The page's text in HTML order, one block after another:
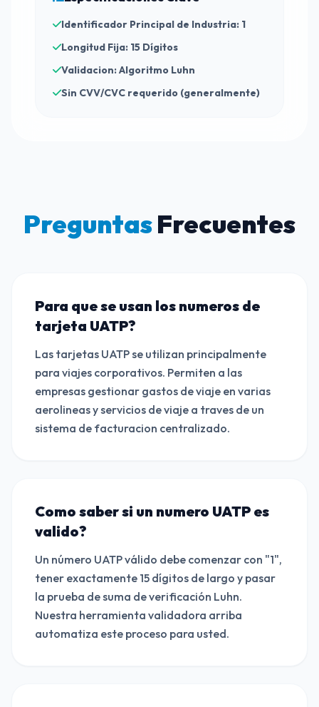
Identificador Principal de Industria: 1
Longitud Fija: 15 Dígitos
Validacion: Algoritmo Luhn
Sin CVV/CVC requerido (generalmente)
PreguntasFrecuentes
Para que se usan los numeros de
tarjeta UATP?
Las tarjetas UATP se utilizan principalmente
para viajes corporativos. Permiten a las
empresas gestionar gastos de viaje en varias
aerolineas y servicios de viaje a traves de un
sistema de facturacion centralizado.
Como saber si un numero UATP es
valido?
Un número UATP válido debe comenzar con "1",
tener exactamente 15 dígitos de largo y pasar
la prueba de suma de verificación Luhn.
Nuestra herramienta validadora arriba
automatiza este proceso para usted.